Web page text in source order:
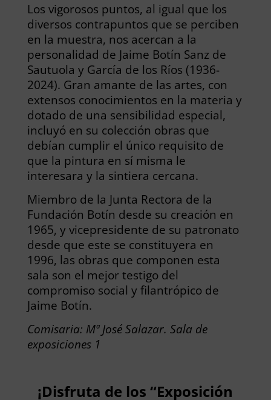
Los vigorosos puntos, al igual que los
diversos contrapuntos que se perciben
en la muestra, nos acercan a la
personalidad de Jaime Botín Sanz de
Sautuola y García de los Ríos (1936-
2024). Gran amante de las artes, con
extensos conocimientos en la materia y
dotado de una sensibilidad especial,
incluyó en su colección obras que
debían cumplir el único requisito de
que la pintura en sí misma le
interesara y la sintiera cercana.
Miembro de la Junta Rectora de la
Fundación Botín desde su creación en
1965, y vicepresidente de su patronato
desde que este se constituyera en
1996, las obras que componen esta
sala son el mejor testigo del
compromiso social y filantrópico de
Jaime Botín.
Comisaria: Mª José Salazar. Sala de
exposiciones 1
¡Disfruta de los “Exposición